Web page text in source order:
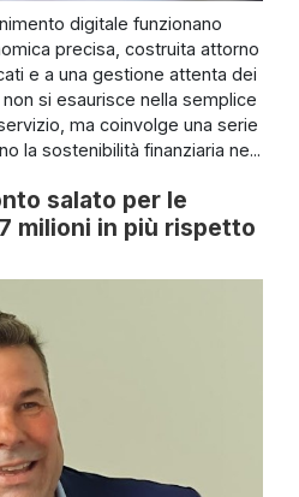
digitale funzionano
precisa, costruita attorno
e a una gestione attenta dei
si esaurisce nella semplice
ma coinvolge una serie
la sostenibilità finanziaria ne...
salato per le
milioni in più rispetto